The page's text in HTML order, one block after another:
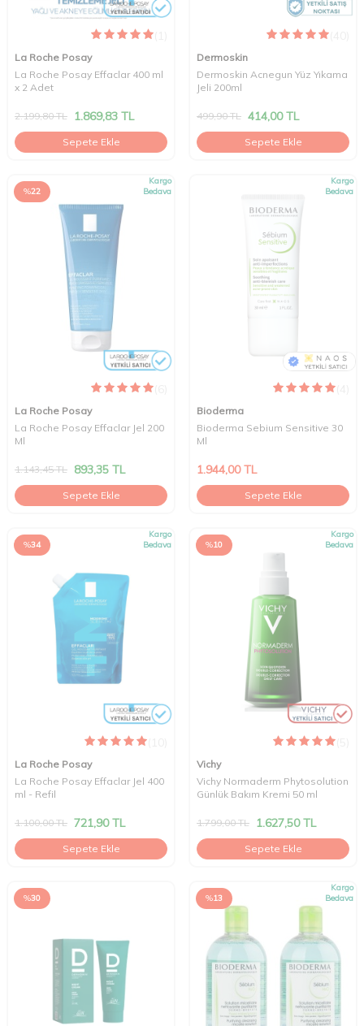
La Roche Posay
La Roche Posay Effaclar 400 ml
x 2 Adet
2.199,80TL 1.869,83 TL
Sepete Ekle
Dermoskin
Dermoskin Acnegun Yüz Yıkama
Jeli 200ml
499,90TL 414,00TL
Sepete Ekle
%22
Kargo
Bedava
La Roche Posay
La Roche Posay Effaclar Jel 200
Ml
1.143,45TL 893,35 TL
Sepete Ekle
Kargo
Bedava
Bioderma
Bioderma Sebium Sensitive 30
Ml
1.944,00TL
Sepete Ekle
%34
Kargo
Bedava
La Roche Posay
La Roche Posay Effaclar Jel 400
ml - Refil
1.100,00TL 721,90TL
Sepete Ekle
%10
Kargo
Bedava
Vichy
Vichy Normaderm Phytosolution
Günlük Bakım Kremi 50 ml
1.799,00TL 1.627,50TL
Sepete Ekle
%30 %13
Kargo
Bedava